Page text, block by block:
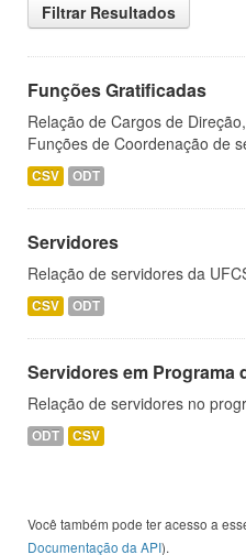
Filtrar Resultados
Funções Gratificadas
Relação de Cargos de
Funções de Coordenação de
CSV ODT
Servidores
Relação de servidores da
CSV ODT
Servidores em Programa
Relação de servidores no
ODT CSV
Você também pode ter acesso a
Documentação da API).